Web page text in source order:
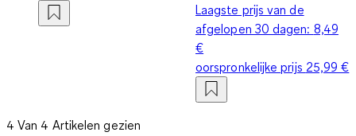
Laagste prijs van de
afgelopen 30 dagen: 8,49
€
oorspronkelijke prijs 25,99 €
4 Van 4 Artikelen gezien